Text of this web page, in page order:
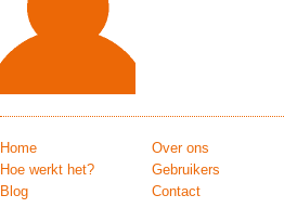
Home
Hoe werkt het?
Blog
Over ons
Gebruikers
Contact